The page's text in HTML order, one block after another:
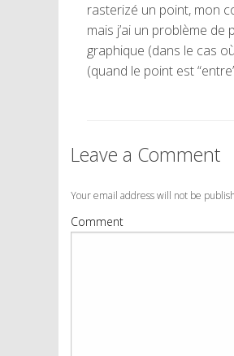
rasterizé un point, mon
mais j’ai un problème
graphique (dans le cas
(quand le point est
Leave a Comment
Your email address will not be
Comment